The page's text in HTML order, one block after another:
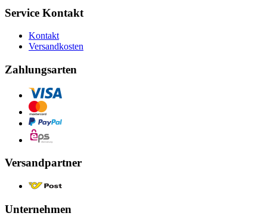
Service Kontakt
Kontakt
Versandkosten
Zahlungsarten
Versandpartner
Unternehmen